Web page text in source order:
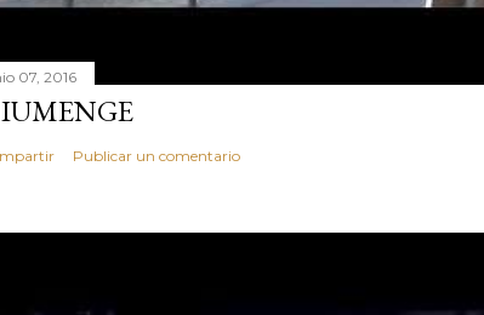
07, 2016
Publicar un comentario